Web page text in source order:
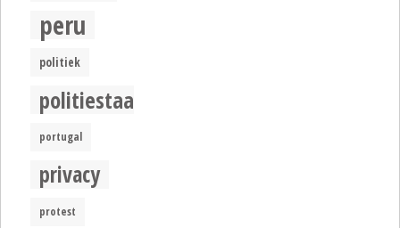
peru
politiek
politiestaat
portugal
privacy
protest